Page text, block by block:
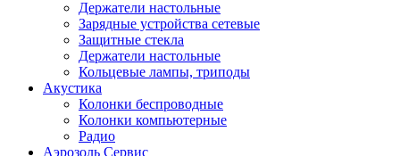
Держатели настольные
Зарядные устройства сетевые
Защитные стекла
Держатели настольные
Кольцевые лампы, триподы
Акустика
Колонки беспроводные
Колонки компьютерные
Радио
Аэрозоль Сервис